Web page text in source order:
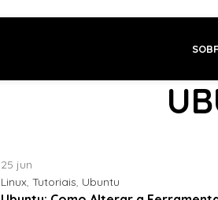
25 jun
Linux, Tutoriais, Ubuntu